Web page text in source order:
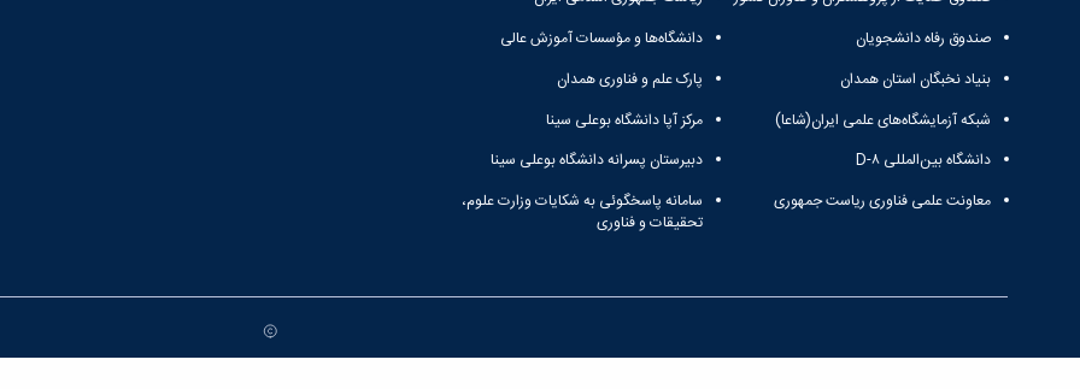
صندوق رفاه دانشجویان
بنیاد نخبگان استان همدان
شبکه آزمایشگاه‌های علمی ایران(شاعا)
دانشگاه بین‌المللی D-۸
معاونت علمی فناوری ریاست جمهوری
دانشگاه‌ها و مؤسسات آموزش عالی
پارک علم و فناوری همدان
مرکز آپا دانشگاه بوعلی سینا
دبیرستان پسرانه دانشگاه بوعلی سینا
سامانه پاسخگوئی به شکایات وزارت علوم،
تحقیقات و فناوری